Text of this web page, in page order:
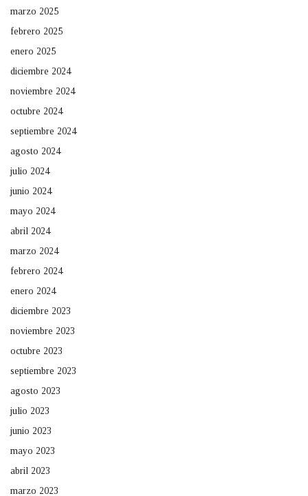
marzo 2025
febrero 2025
enero 2025
diciembre 2024
noviembre 2024
octubre 2024
septiembre 2024
agosto 2024
julio 2024
junio 2024
mayo 2024
abril 2024
marzo 2024
febrero 2024
enero 2024
diciembre 2023
noviembre 2023
octubre 2023
septiembre 2023
agosto 2023
julio 2023
junio 2023
mayo 2023
abril 2023
marzo 2023